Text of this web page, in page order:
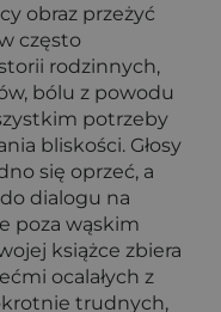
obraz przeżyć
często
rodzinnych,
bólu z powodu
potrzeby
bliskości. Głosy
się oprzeć, a
dialogu na
poza wąskim
książce zbiera
ocalałych z
trudnych,